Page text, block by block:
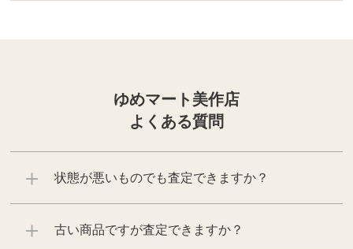
ゆめマート美作店
よくある質問
状態が悪いものでも査定できますか？
古い商品ですが査定できますか？